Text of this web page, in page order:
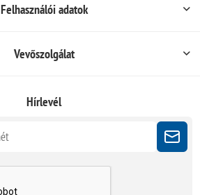
Felhasználói adatok
Vevőszolgálat
Hírlevél